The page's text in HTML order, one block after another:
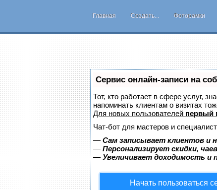
Главная Создать... Фоторамки
Сервис онлайн-записи на
Тот, кто работает в сфере услуг,
напоминать клиентам о визитах
Для новых пользователей первый
Чат-бот для мастеров и
— Сам записывает клиентов и
— Персонализирует скидки,
— Увеличивает доходимость
Начать пользоваться